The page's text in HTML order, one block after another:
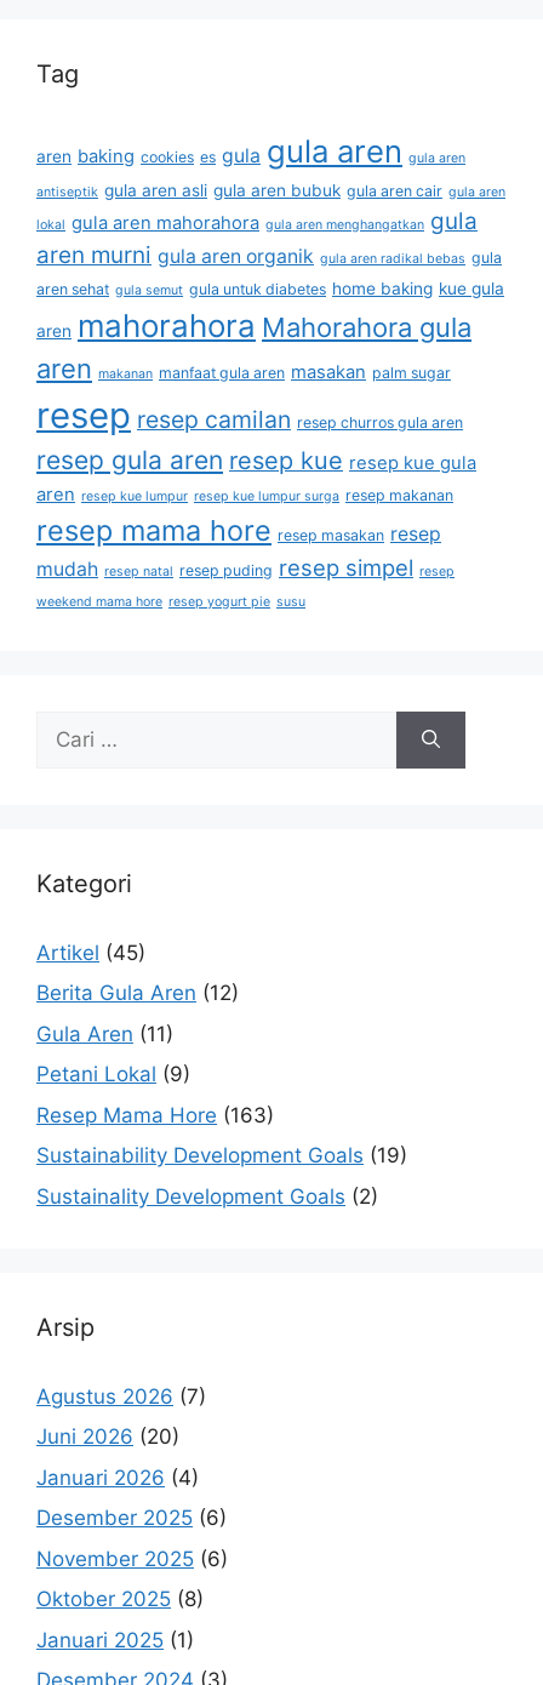
Tag
aren baking cookies es gula gula aren gula aren
antiseptik gula aren asli gula aren bubuk gula aren cair gula aren
lokal gula aren mahorahora gula aren menghangatkan gula
aren murni gula aren organik gula aren radikal bebas gula
aren sehat gula semut gula untuk diabetes home baking kue gula
aren mahorahora Mahorahora gula
aren makanan manfaat gula aren masakan palm sugar
resep resep camilan resep churros gula aren
resep gula aren resep kue resep kue gula
aren resep kue lumpur resep kue lumpur surga resep makanan
resep mama hore resep masakan resep
mudah resep natal resep puding resep simpel resep
weekend mama hore resep yogurt pie susu
Kategori
Artikel (45)
Berita Gula Aren (12)
Gula Aren (11)
Petani Lokal (9)
Resep Mama Hore (163)
Sustainability Development Goals (19)
Sustainality Development Goals (2)
Arsip
Agustus 2026 (7)
Juni 2026 (20)
Januari 2026 (4)
Desember 2025 (6)
November 2025 (6)
Oktober 2025 (8)
Januari 2025 (1)